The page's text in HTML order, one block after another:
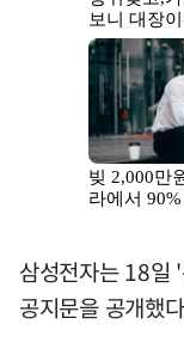
삼성전자는 18일
공지문을 공개했